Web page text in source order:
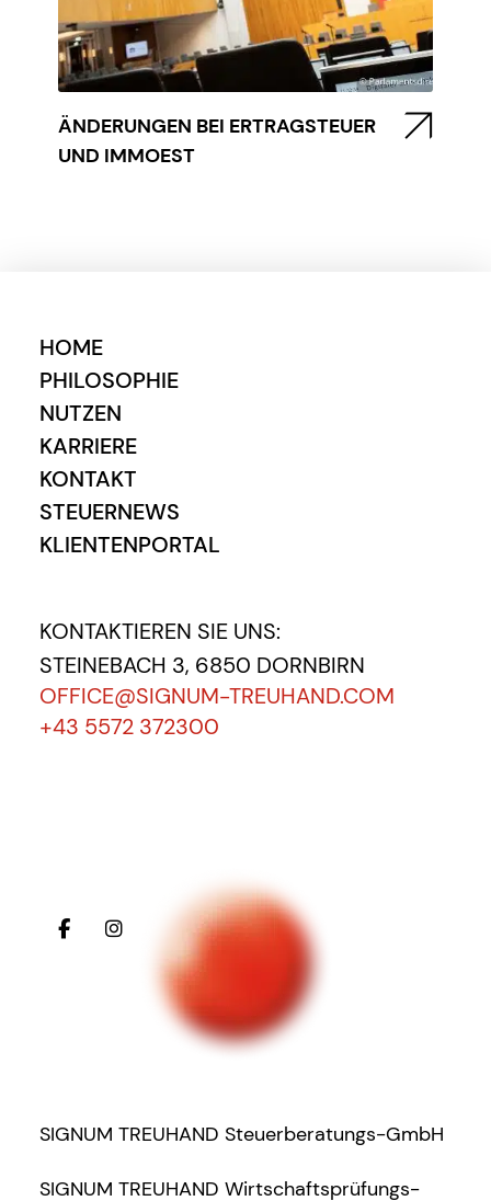
ÄNDERUNGEN BEI ERTRAGSTEUER
UND IMMOEST
HOME
PHILOSOPHIE
NUTZEN
KARRIERE
KONTAKT
STEUERNEWS
KLIENTENPORTAL
KONTAKTIEREN SIE UNS:
STEINEBACH 3, 6850 DORNBIRN
OFFICE@SIGNUM-TREUHAND.COM
+43 5572 372300
SIGNUM TREUHAND Steuerberatungs-GmbH
SIGNUM TREUHAND Wirtschaftsprüfungs-